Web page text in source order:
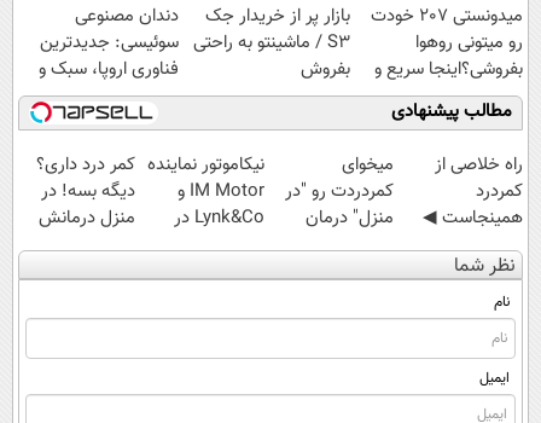
میدونستی 207 خودت
رو میتونی روهوا
بفروشی؟اینجا سریع و
راحت بفروش
بازار پر از خریدار جک
S3 / ماشینتو به راحتی
بفروش
دندان مصنوعی
سوئیسی: جدیدترین
فناوری اروپا، سبک و
مقاوم | پرداخت
قسطی
مطالب پیشنهادی
‌راه خلاصی از
کمردرد
همینجاست ◀
فقط کافیه فرم
رو پر کنی!
میخوای
کمردردت رو "در
منزل" درمان
کنی؟ (◂فیلم +
◂پرسش‌نامه)
نیکاموتور نماینده
IM Motor و
Lynk&Co در
ایران
کمر درد داری؟
دیگه بسه! در
منزل درمانش
کن
(◀پرسش‌نامه)
نظر شما
نام
ایمیل